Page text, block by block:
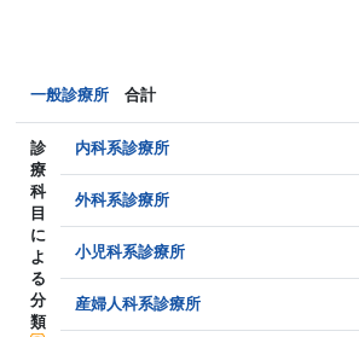
一般診療所 合計
診
療
科
目
に
よ
る
分
類
内科系診療所
外科系診療所
小児科系診療所
産婦人科系診療所